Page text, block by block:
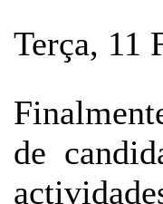
Terça, 11
de